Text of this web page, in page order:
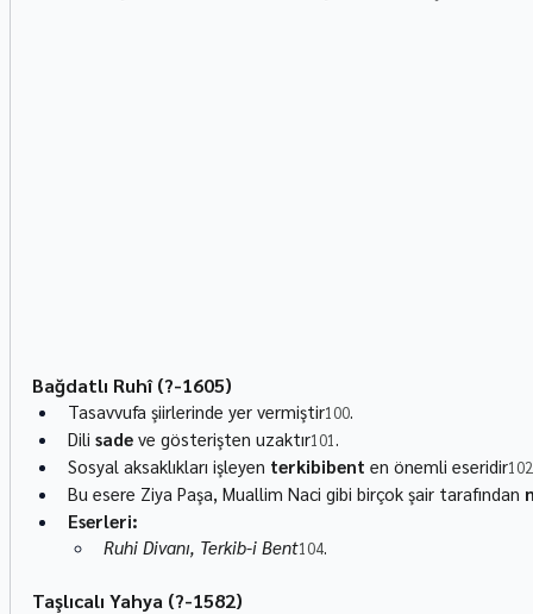
Bağdatlı Ruhî (?-1605)
Tasavvufa şiirlerinde yer vermiştir100.
Dili sade ve gösterişten uzaktır101.
Sosyal aksaklıkları işleyen terkibibent en önemli eseridir102
Bu esere Ziya Paşa, Muallim Naci gibi birçok şair tarafından
Eserleri:
Ruhi Divanı, Terkib-i Bent104.
Taşlıcalı Yahya (?-1582)